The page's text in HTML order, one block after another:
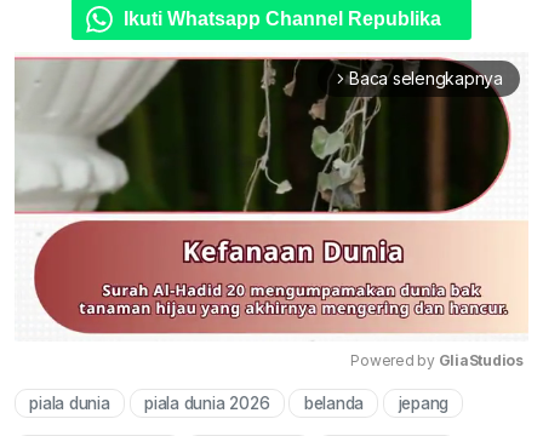
Ikuti Whatsapp Channel Republika
arrow_forward_ios Baca selengkapnya
Mute
Powered by GliaStudios
piala dunia piala dunia 2026 belanda jepang